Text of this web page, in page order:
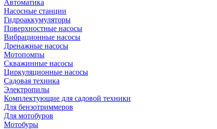
Автоматика
Насосные станции
Гидроаккумуляторы
Поверхностные насосы
Вибрационные насосы
Дренажные насосы
Мотопомпы
Скважинные насосы
Циркуляционные насосы
Садовая техника
Электропилы
Комплектующие для садовой техники
Для бензотриммеров
Для мотобуров
Мотобуры